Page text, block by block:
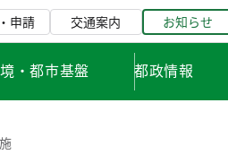
申請 交通案内 お知らせ
・都市基盤 都政情報